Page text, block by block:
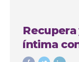
íntima